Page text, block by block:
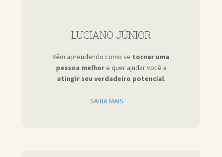
LUCIANO JÚNIOR
Vêm aprendendo como se tornar uma
pessoa melhore quer ajudar você a
atingir seu verdadeiro potencial.
SAIBA MAIS